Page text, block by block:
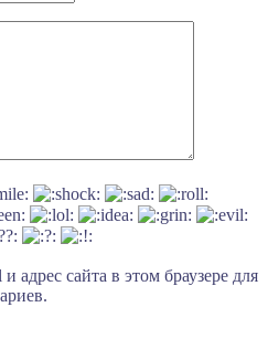
адрес сайта в этом браузере для